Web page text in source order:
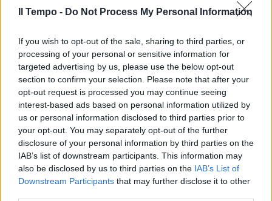
Il Tempo - Do Not Process My Personal Information
If you wish to opt-out of the sale, sharing to third parties, or
processing of your personal or sensitive information for
targeted advertising by us, please use the below opt-out
section to confirm your selection. Please note that after your
opt-out request is processed you may continue seeing
interest-based ads based on personal information utilized by
us or personal information disclosed to third parties prior to
your opt-out. You may separately opt-out of the further
disclosure of your personal information by third parties on the
IAB’s list of downstream participants. This information may
also be disclosed by us to third parties on the IAB’s List of
Downstream Participants that may further disclose it to other
In evidenza